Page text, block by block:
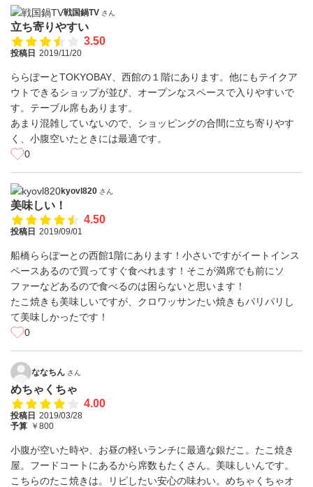
戦国鍋TV さん
立ち寄りやすい
3.50
投稿日 2019/11/20
ららぽーとTOKYOBAY、西館の１階にあります。他にもテイクア
ウトできるショップが並び、オープンなスペースで入りやすいで
す。テーブル席もあります。
あまり混雑していないので、ショッピングの合間に立ち寄りやす
く、小腹空いたときには最適です。
0
kyovl820 さん
美味しい！
4.50
投稿日 2019/09/01
船橋ららぽーとの西館1階にあります！小さいですがイートインス
ペースあるので買ってすぐ食べれます！そこが満席でも前にソ
ファーなどあるので食べるのは困らないと思います！
たこ焼きも美味しいですが、クロワッサンたい焼きもパリパリし
て美味しかったです！
0
ななちん さん
めちゃくちゃ
4.00
投稿日 2019/03/28
予算 ￥800
小腹が空いた時や、お昼の軽いランチに最適な銀だこ。たこ焼き
屋。フードコートにあるから席数もたくさん。美味しいんです。
こちらのたこ焼きは。リピしたい安心の味わい。めちゃくちゃオ